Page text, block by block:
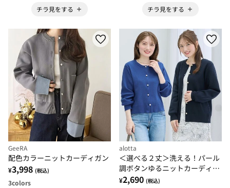
チラ見をする
チラ見をする
GeeRA
配色カラーニットカーディガン
¥3,998 (税込)
3colors
alotta
＜選べる２丈＞洗える！パール
調ボタンゆるニットカーディガ
ン
¥2,690 (税込)